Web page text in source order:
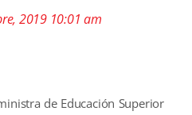
2019 10:01 am
de Educación Superior